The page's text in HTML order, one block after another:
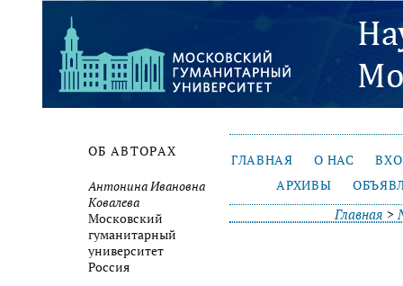
ОБ АВТОРАХ
Антонина Ивановна
Ковалева
Московский
гуманитарный
университет
Россия
ГЛАВНАЯ О НАС
АРХИВЫ
Главная >